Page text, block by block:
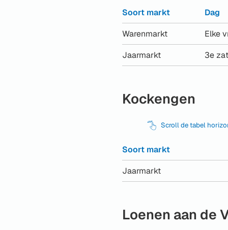
Soort markt
Dag
Warenmarkt
Elke
Jaarmarkt
3e
Kockengen
Scroll de tabel
Soort markt
Jaarmarkt
Loenen aan de